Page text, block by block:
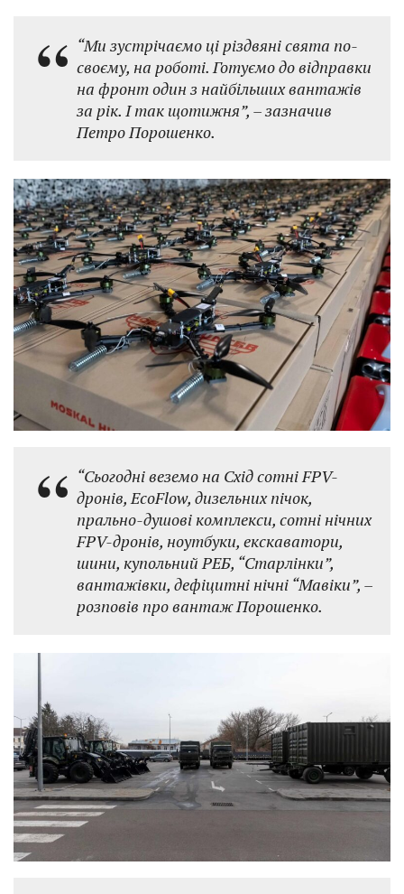
“Ми зустрічаємо ці різдвяні свята по-
своєму, на роботі. Готуємо до відправки
на фронт один з найбільших вантажів
за рік. І так щотижня”, – зазначив
Петро Порошенко.
“Сьогодні веземо на Схід сотні FPV-
дронів, EcoFlow, дизельних пічок,
прально-душові комплекси, сотні нічних
FPV-дронів, ноутбуки, екскаватори,
шини, купольний РЕБ, “Старлінки”,
вантажівки, дефіцитні нічні “Мавіки”, –
розповів про вантаж Порошенко.